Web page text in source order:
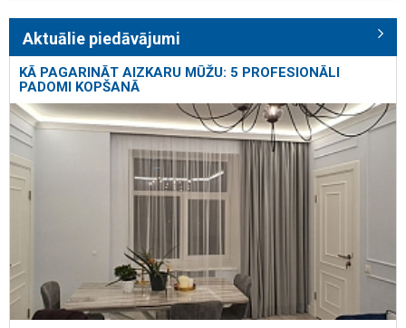
Aktuālie piedāvājumi
KĀ PAGARINĀT AIZKARU MŪŽU: 5 PROFESIONĀLI
PADOMI KOPŠANĀ